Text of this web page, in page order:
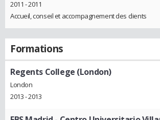
2011 - 2011
Accueil, conseil et accompagnement des clients
Formations
Regents College (London)
London
2013 - 2013